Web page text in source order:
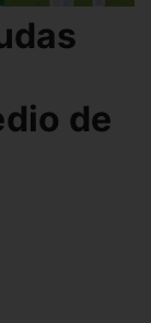
de